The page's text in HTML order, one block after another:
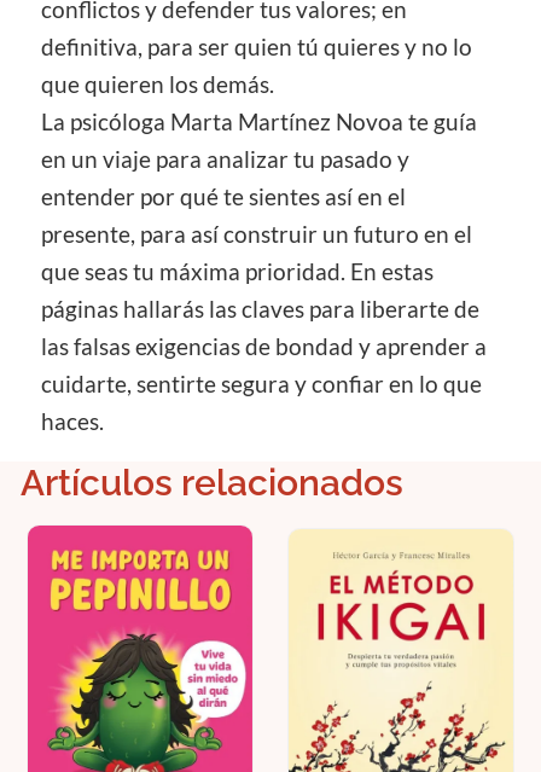
conflictos y defender tus valores; en
definitiva, para ser quien tú quieres y no lo
que quieren los demás.
La psicóloga Marta Martínez Novoa te guía
en un viaje para analizar tu pasado y
entender por qué te sientes así en el
presente, para así construir un futuro en el
que seas tu máxima prioridad. En estas
páginas hallarás las claves para liberarte de
las falsas exigencias de bondad y aprender a
cuidarte, sentirte segura y confiar en lo que
haces.
Artículos relacionados